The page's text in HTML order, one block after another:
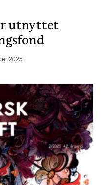
utnyttet
2025